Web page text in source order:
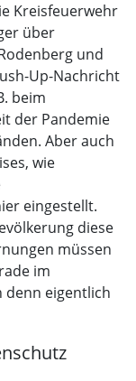
Kreisfeuerwehr
über
und
Up-Nachricht
beim
der Pandemie
Aber auch
wie
eingestellt.
diese
müssen
im
denn eigentlich